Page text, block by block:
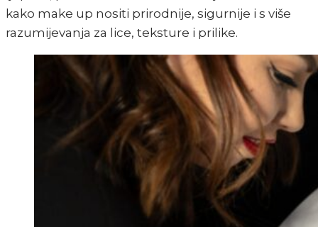
kako make up nositi prirodnije, sigurnije i s više
razumijevanja za lice, teksture i prilike.